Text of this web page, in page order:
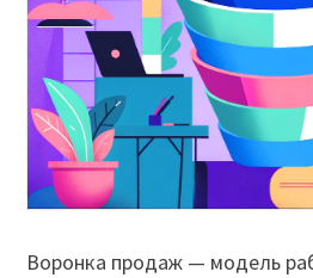
Воронка продаж — модель